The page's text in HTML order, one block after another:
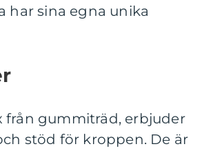
har sina egna unika
från gummiträd, erbjuder
stöd för kroppen. De är